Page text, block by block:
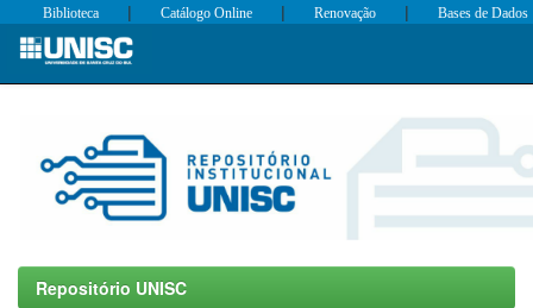
Skip
Biblioteca | Catálogo Online | Renovação | Bases de Dados
Repositório UNISC